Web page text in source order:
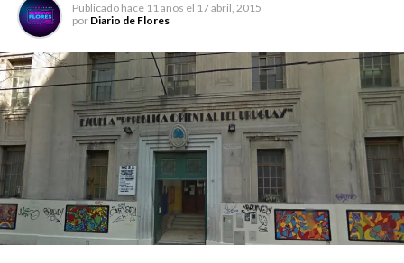
Publicado hace 11 años el 17 abril, 2015
por Diario de Flores